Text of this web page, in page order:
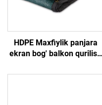
HDPE Maxfiylik panjara
ekran bog' balkon qurilish
Outdor panjara trellis &